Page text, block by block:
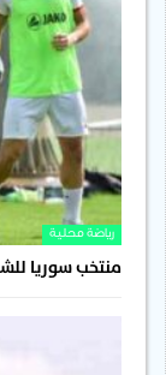
رياضة محلية
منتخب سوريا